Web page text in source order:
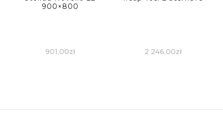
900×800
901,00zł 2 246,00zł